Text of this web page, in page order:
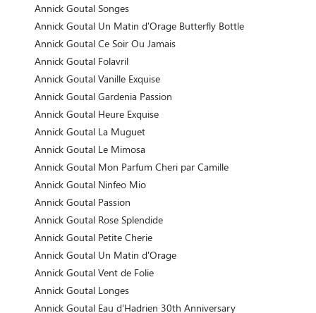
Annick Goutal Songes
Annick Goutal Un Matin d'Orage Butterfly Bottle
Annick Goutal Ce Soir Ou Jamais
Annick Goutal Folavril
Annick Goutal Vanille Exquise
Annick Goutal Gardenia Passion
Annick Goutal Heure Exquise
Annick Goutal La Muguet
Annick Goutal Le Mimosa
Annick Goutal Mon Parfum Cheri par Camille
Annick Goutal Ninfeo Mio
Annick Goutal Passion
Annick Goutal Rose Splendide
Annick Goutal Petite Cherie
Annick Goutal Un Matin d'Orage
Annick Goutal Vent de Folie
Annick Goutal Longes
Annick Goutal Eau d'Hadrien 30th Anniversary